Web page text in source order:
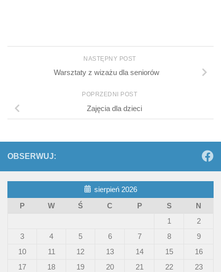
NASTĘPNY POST
Warsztaty z wizażu dla seniorów
POPRZEDNI POST
Zajęcia dla dzieci
OBSERWUJ:
sierpień 2026
P
W Ś C P S
N
1
2
3
4 5 6 7 8
9
10
11 12 13 14 15
16
17
18 19 20 21 22
23